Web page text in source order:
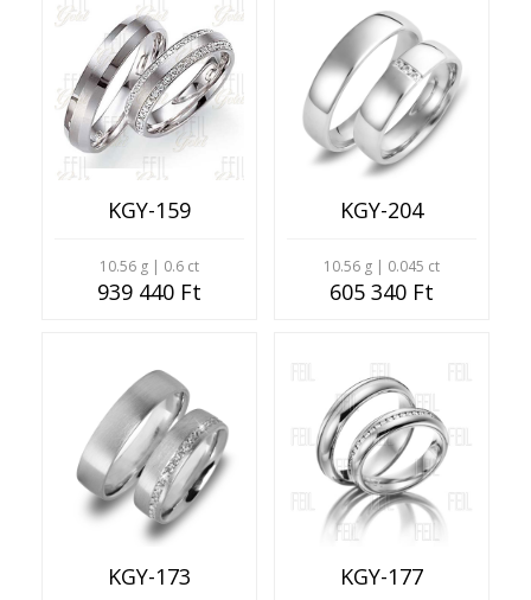
KGY-159
10.56 g | 0.6 ct
939 440 Ft
KGY-204
10.56 g | 0.045 ct
605 340 Ft
KGY-173 KGY-177